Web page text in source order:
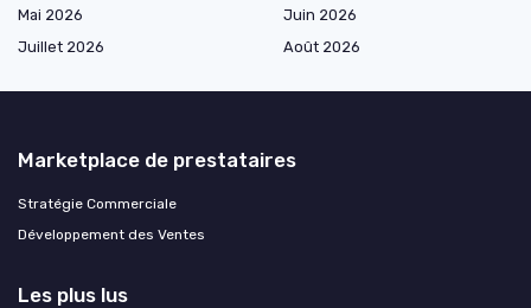
Mai 2026
Juin 2026
Juillet 2026
Août 2026
Marketplace de prestataires
Stratégie Commerciale
Développement des Ventes
Les plus lus